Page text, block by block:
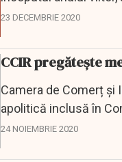
Publice, Alexandru...
23 DECEMBRIE 2020
CCIR pregătește
Camera de Comerț și
apolitică inclusă în
Europeană,...
24 NOIEMBRIE 2020